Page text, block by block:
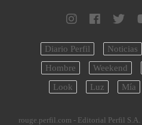
Diario Perfil Noticias
Hombre
Weekend
Look
Luz Mía
rouge.perfil.com - Editorial Perfil S.A.